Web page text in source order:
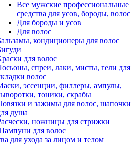
Все мужские профессиональные
средства для усов, бороды, волос
Для бороды и усов
Для волос
кондиционеры для волос
для волос
спреи, лаки, мисты, гели для
волос
эссенции, филлеры, ампулы,
тоники, скрабы
и зажимы для волос, шапочки
душа
ножницы для стрижки
для волос
для ухода за лицом и телом